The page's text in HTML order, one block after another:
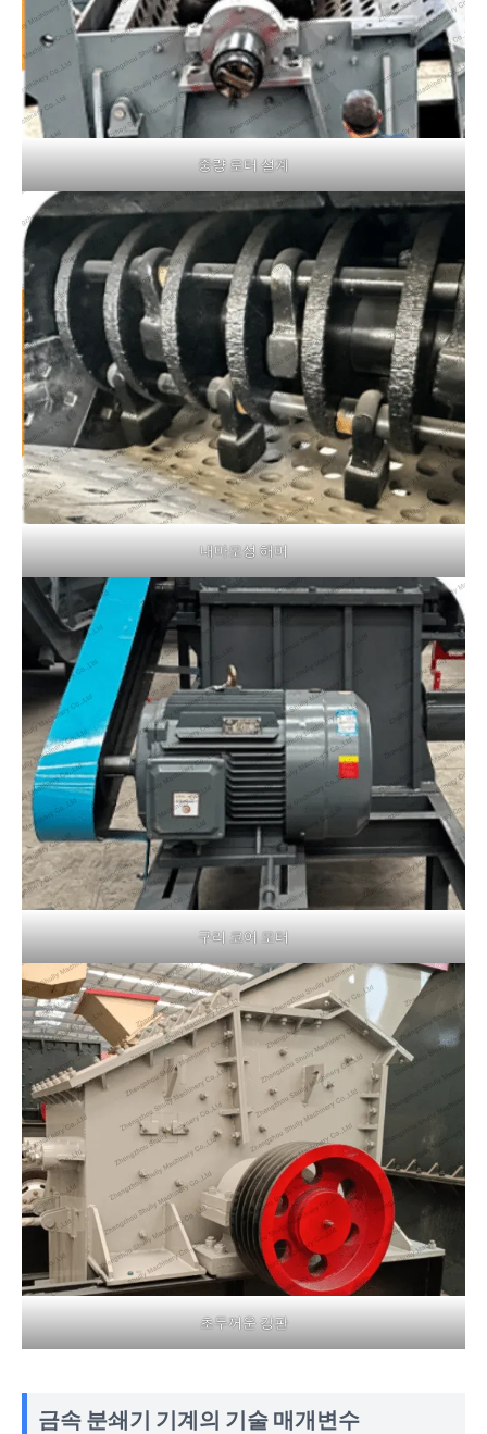
중량 로터 설계
내마모성 해머
구리 코어 모터
초두꺼운 강판
금속 분쇄기 기계의 기술 매개변수